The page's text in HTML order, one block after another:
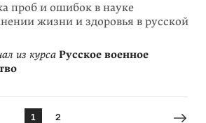
проб и ошибок в науке
жизни и здоровья в русской
из курса Русское военное
1 2